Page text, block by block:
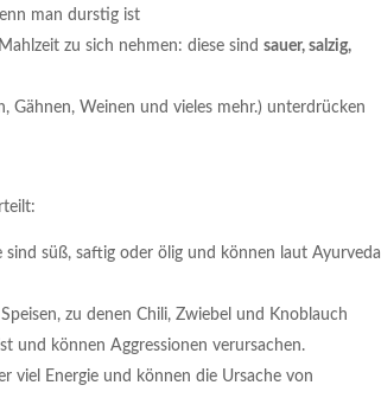
man durstig ist
zu sich nehmen: diese sindsauer, salzig,
Gähnen, Weinen und vieles mehr.) unterdrücken
süß, saftig oder ölig und können laut Ayurveda
zu denen Chili, Zwiebel und Knoblauch
und können Aggressionen verursachen.
viel Energie und können die Ursache von